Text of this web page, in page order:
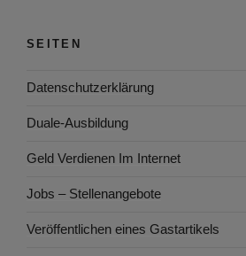
SEITEN
Datenschutzerklärung
Duale-Ausbildung
Geld Verdienen Im Internet
Jobs – Stellenangebote
Veröffentlichen eines Gastartikels